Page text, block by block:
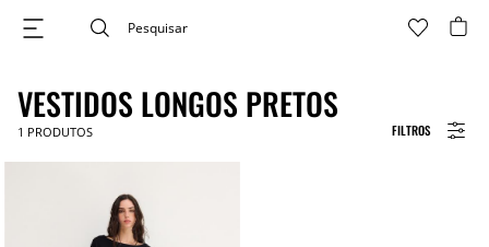
FILTROS
VESTIDOS LONGOS PRETOS
1 PRODUTOS